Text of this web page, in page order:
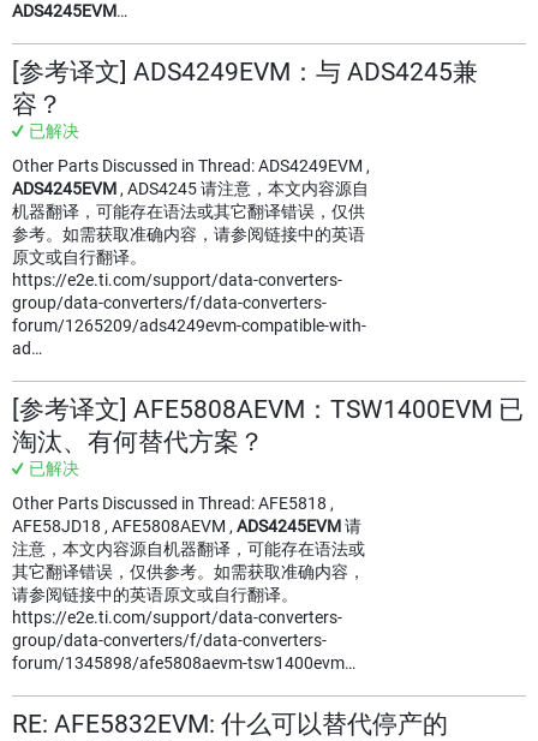
ADS4245EVM…
[参考译文] ADS4249EVM：与 ADS4245兼
容？
已解决
Other Parts Discussed in Thread: ADS4249EVM ,
ADS4245EVM , ADS4245 请注意，本文内容源自
机器翻译，可能存在语法或其它翻译错误，仅供
参考。如需获取准确内容，请参阅链接中的英语
原文或自行翻译。
https://e2e.ti.com/support/data-converters-
group/data-converters/f/data-converters-
forum/1265209/ads4249evm-compatible-with-
ad…
[参考译文] AFE5808AEVM：TSW1400EVM 已
淘汰、有何替代方案？
已解决
Other Parts Discussed in Thread: AFE5818 ,
AFE58JD18 , AFE5808AEVM , ADS4245EVM请
注意，本文内容源自机器翻译，可能存在语法或
其它翻译错误，仅供参考。如需获取准确内容，
请参阅链接中的英语原文或自行翻译。
https://e2e.ti.com/support/data-converters-
group/data-converters/f/data-converters-
forum/1345898/afe5808aevm-tsw1400evm…
RE: AFE5832EVM: 什么可以替代停产的